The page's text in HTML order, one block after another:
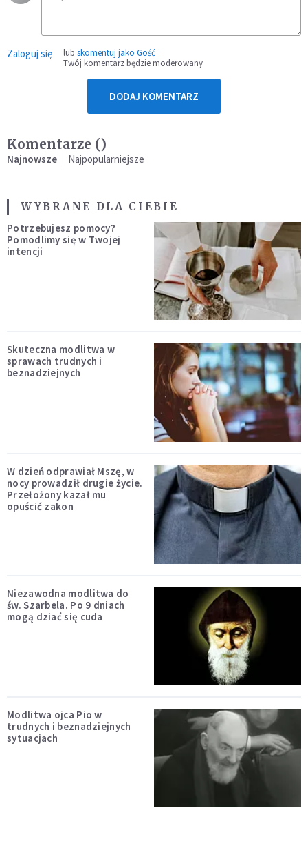
Zaloguj się lub skomentuj jako Gość
Twój komentarz będzie moderowany
DODAJ KOMENTARZ
Komentarze ()
Najnowsze Najpopularniejsze
WYBRANE DLA CIEBIE
Potrzebujesz pomocy?
Pomodlimy się w Twojej
intencji
Skuteczna modlitwa w
sprawach trudnych i
beznadziejnych
W dzień odprawiał Mszę, w
nocy prowadził drugie życie.
Przełożony kazał mu
opuścić zakon
Niezawodna modlitwa do
św. Szarbela. Po 9 dniach
mogą dziać się cuda
Modlitwa ojca Pio w
trudnych i beznadziejnych
sytuacjach